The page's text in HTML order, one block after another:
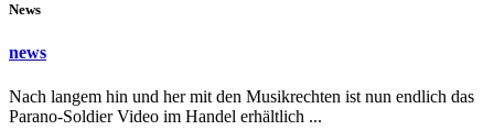
News
news
Nach langem hin und her mit den Musikrechten ist nun endlich das
Parano-Soldier Video im Handel erhältlich ...